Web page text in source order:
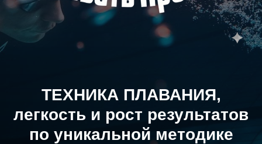
ТЕХНИКА ПЛАВАНИЯ,
легкость и рост результатов
по уникальной методике